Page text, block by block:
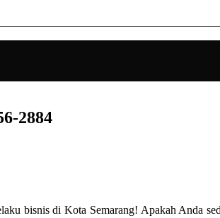
2884
bisnis di Kota Semarang! Apakah Anda